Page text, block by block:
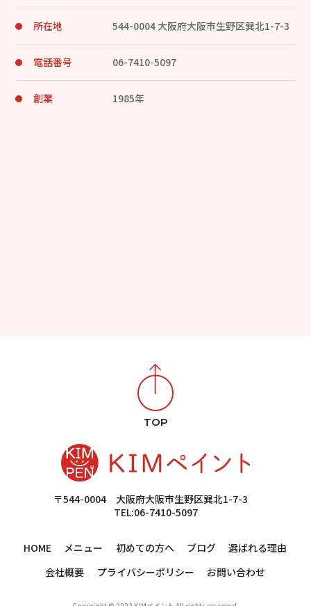
所在地 544-0004 大阪府大阪市生野区巽北1-7-3
電話番号 06-7410-5097
創業 1985年
TOP
〒544-0004 大阪府大阪市生野区巽北1-7-3
TEL:06-7410-5097
HOME メニュー 初めての方へ ブログ
選ばれる理由
会社概要
プライバシーポリシー お問い合わせ